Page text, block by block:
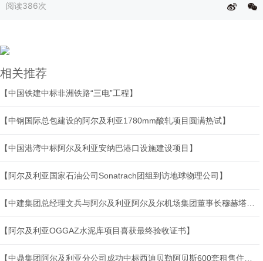
阅读386次
相关推荐
【中国铁建中标非洲铁路“三电”工程】
【中钢国际总包建设的阿尔及利亚1780mm酸轧项目圆满热试】
【中国港湾中标阿尔及利亚安纳巴港口设施建设项目】
【阿尔及利亚国家石油公司Sonatrach团组到访地球物理公司】
【阿尔及利亚OGGAZ水泥库项目喜获最终验收证书】